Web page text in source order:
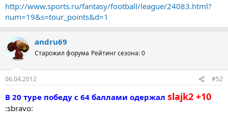
http://www.sports.ru/fantasy/football/league/24083.html?
num=19&s=tour_points&d=1
andru69
Старожил форума Рейтинг сезона: 0
06.04.2012 #52
В 20 туре победу с 64 баллами одержал slajk2 +10
:sbravo: